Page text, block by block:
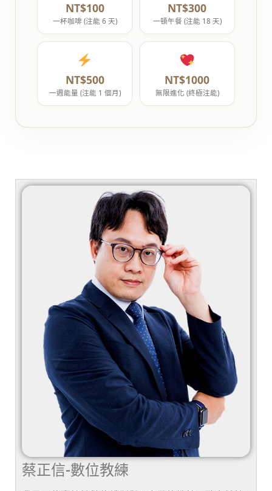
NT$100
一杯咖啡 (注能 6 天)
NT$300
一頓午餐 (注能 18 天)
NT$500
一週能量 (注能 1 個月)
NT$1000
無限進化 (終極注能)
蔡正信-數位教練